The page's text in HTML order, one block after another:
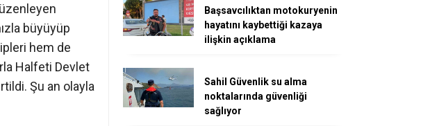
büyüyüp
hem de
Halfeti Devlet
Şu an olayla
Başsavcılıktan motokuryenin
hayatını kaybettiği kazaya
ilişkin açıklama
Sahil Güvenlik su alma
noktalarında güvenliği
sağlıyor